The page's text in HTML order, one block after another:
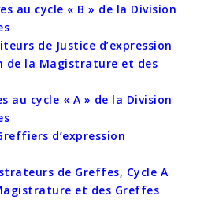
au cycle « B » de la Division
de Justice d’expression
de la Magistrature et des
au cycle « A » de la Division
d’expression
de Greffes, Cycle A
et des Greffes